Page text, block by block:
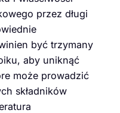
przez długi
być trzymany
aby uniknąć
może prowadzić
składników